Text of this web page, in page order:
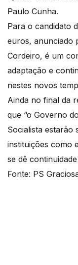
Paulo Cunha.
Para o candidato
euros, anunciado
Cordeiro, é um
adaptação e
nestes novos
Ainda no final da
que “o Governo
Socialista estarão
instituições como
se dê
Fonte: PS